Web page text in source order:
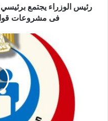
مشروعات
رئيس الوزراء يجتمع برئيسي
فى مشروعات